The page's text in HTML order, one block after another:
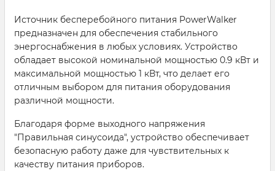
Источник бесперебойного питания PowerWalker
предназначен для обеспечения стабильного
энергоснабжения в любых условиях. Устройство
обладает высокой номинальной мощностью 0.9 кВт и
максимальной мощностью 1 кВт, что делает его
отличным выбором для питания оборудования
различной мощности.
Благодаря форме выходного напряжения
"Правильная синусоида", устройство обеспечивает
безопасную работу даже для чувствительных к
качеству питания приборов.